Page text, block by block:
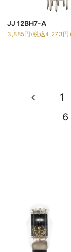
JJ 12BH7-A
3,885円(税込4,273円)
1
6